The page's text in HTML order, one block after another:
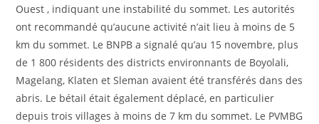
Ouest , indiquant une instabilité du sommet. Les autorités
ont recommandé qu’aucune activité n’ait lieu à moins de 5
km du sommet. Le BNPB a signalé qu’au 15 novembre, plus
de 1 800 résidents des districts environnants de Boyolali,
Magelang, Klaten et Sleman avaient été transférés dans des
abris. Le bétail était également déplacé, en particulier
depuis trois villages à moins de 7 km du sommet. Le PVMBG